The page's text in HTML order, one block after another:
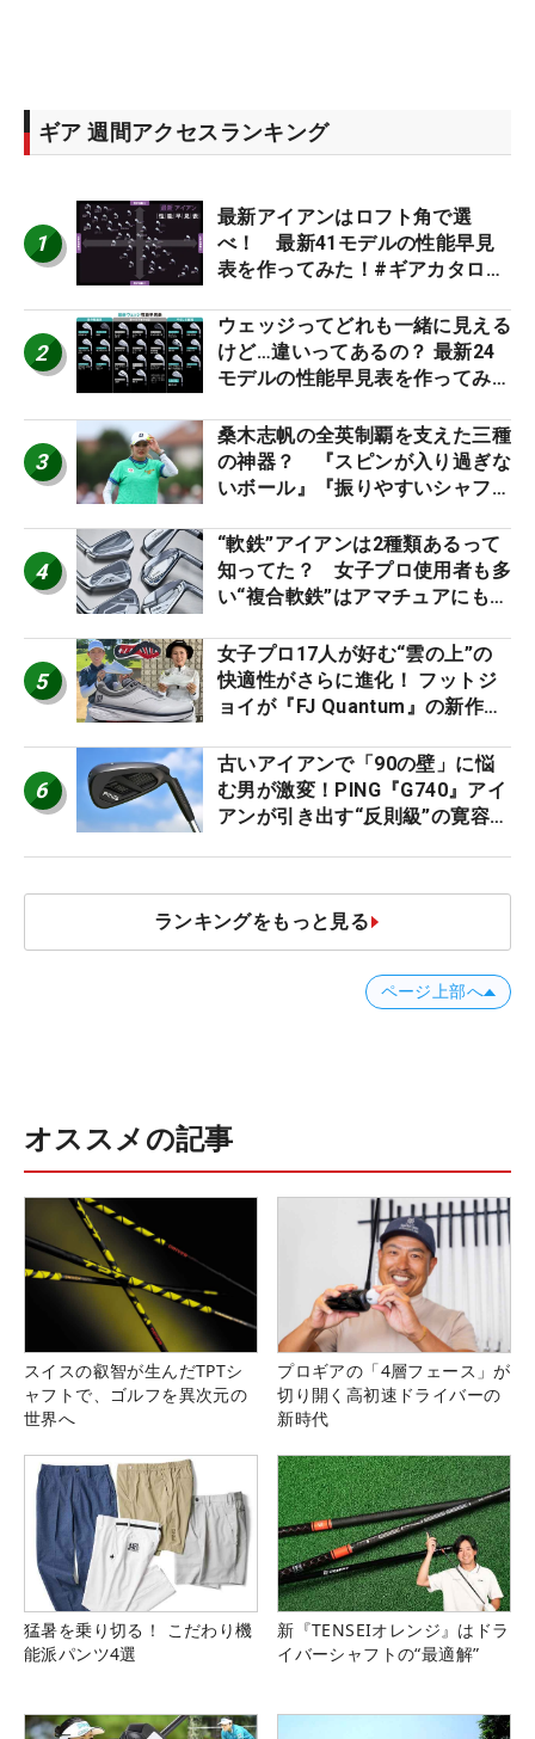
ギア 週間アクセスランキング
1
最新アイアンはロフト角で選
べ！ 最新41モデルの性能早見
表を作ってみた！#ギアカタログ
2
ウェッジってどれも一緒に見える
けど…違いってあるの？ 最新24
モデルの性能早見表を作ってみ
3
桑木志帆の全英制覇を支えた三種
の神器？ 『スピンが入り過ぎな
いボール』『振りやすいシャフ
ー』 #女子プロセッティング
4
“軟鉄”アイアンは2種類あるって
知ってた？ 女子プロ使用者も多
い“複合軟鉄”はアマチュアにもオ
5
女子プロ17人が好む“雲の上”の
快適性がさらに進化！ フットジ
ョイが『FJ Quantum』の新作を
6
古いアイアンで「90の壁」に悩
む男が激変！PING『G740』アイ
アンが引き出す“反則級”の寛容性
ランキングをもっと見る
ページ上部へ
オススメの記事
スイスの叡智が生んだTPTシ
ャフトで、ゴルフを異次元の
世界へ
プロギアの「4層フェース」が
切り開く高初速ドライバーの
新時代
猛暑を乗り切る！ こだわり機
能派パンツ4選
新『TENSEIオレンジ』はドラ
イバーシャフトの“最適解”